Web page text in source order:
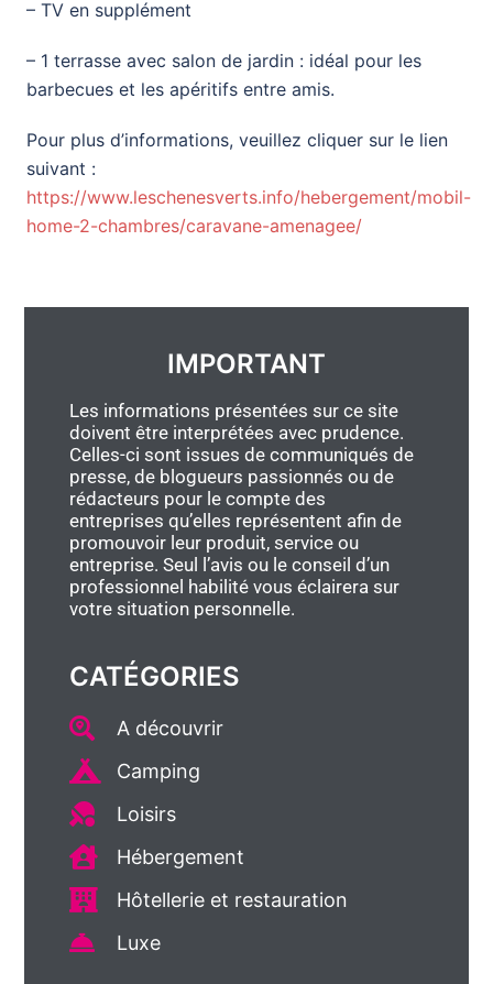
– TV en supplément
– 1 terrasse avec salon de jardin : idéal pour les
barbecues et les apéritifs entre amis.
Pour plus d’informations, veuillez cliquer sur le lien
suivant :
https://www.leschenesverts.info/hebergement/mobil-
home-2-chambres/caravane-amenagee/
IMPORTANT
Les informations présentées sur ce site
doivent être interprétées avec prudence.
Celles-ci sont issues de communiqués de
presse, de blogueurs passionnés ou de
rédacteurs pour le compte des
entreprises qu’elles représentent afin de
promouvoir leur produit, service ou
entreprise. Seul l’avis ou le conseil d’un
professionnel habilité vous éclairera sur
votre situation personnelle.
CATÉGORIES
A découvrir
Camping
Loisirs
Hébergement
Hôtellerie et restauration
Luxe